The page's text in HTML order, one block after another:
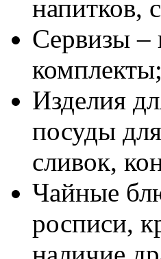
напитков,
Сервизы –
комплекты;
Изделия
посуды
сливок,
Чайные
росписи,